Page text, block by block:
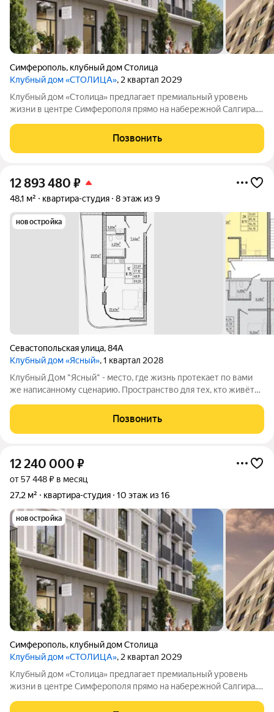
Симферополь, клубный дом Столица
Клубный дом «СТОЛИЦА», 2 квартал 2029
Клубный дом «Столица» предлагает премиальный уровень
жизни в центре Симферополя прямо на набережной Салгира.
особый образ жизни и соответствующее окружение.
Девелопер «ИнтерСтрой» представил в
Позвонить
12 893 480 ₽
48,1 м² квартира-студия 8 этаж из 9
новостройка
Севастопольская улица,84А
Клубный дом «Ясный», 1 квартал 2028
Клубный Дом "Ясный" - место, где жизнь протекает по вами
же написанному сценарию. Пространство для тех, кто живёт
главе пелотона. Островок безмятежности в центральной
части города. Пространство,
Позвонить
12 240 000 ₽
от 57 448 ₽ в месяц
27,2 м²
квартира-студия 10 этаж из 16
новостройка
Симферополь, клубный дом Столица
Клубный дом «СТОЛИЦА», 2 квартал 2029
Клубный дом «Столица» предлагает премиальный уровень
жизни в центре Симферополя прямо на набережной Салгира.